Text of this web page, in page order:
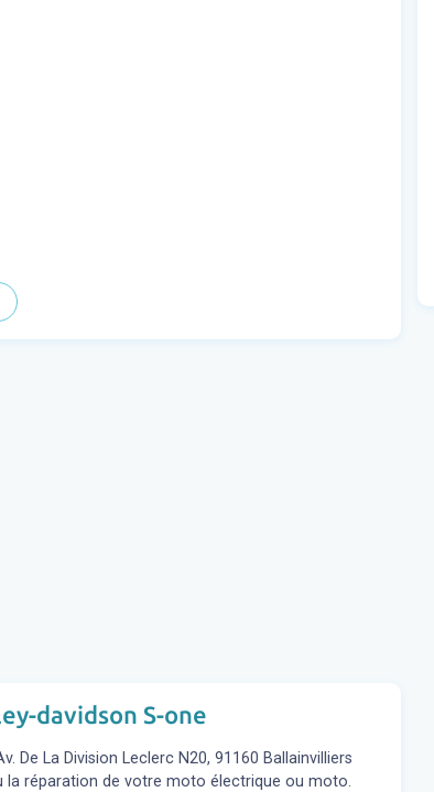
davidson S-one
De La Division Leclerc N20, 91160 Ballainvilliers
réparation de votre moto électrique ou moto.